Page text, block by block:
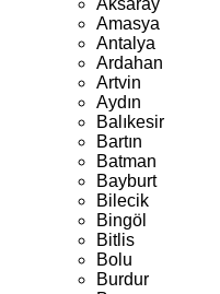
Aksaray
Amasya
Antalya
Ardahan
Artvin
Aydın
Balıkesir
Bartın
Batman
Bayburt
Bilecik
Bingöl
Bitlis
Bolu
Burdur